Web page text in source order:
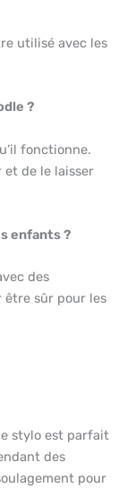
utilisé avec les
?
fonctionne.
de le laisser
enfants ?
des
être sûr pour les
stylo est parfait
des
pour